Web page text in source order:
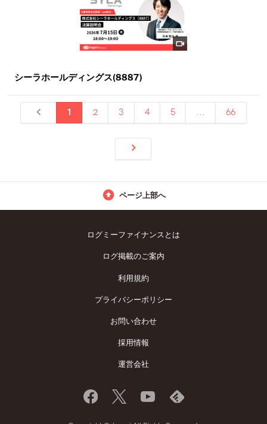
シーラホールディングス(8887)
1 2 3 4 5 ... 66
ページ上部へ
ログミーファイナンスとは
ログ掲載のご案内
利用規約
プライバシーポリシー
お問い合わせ
採用情報
運営会社